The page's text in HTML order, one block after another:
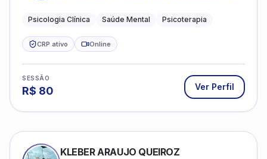
depressão e autoestima.
Psicologia Clínica Saúde Mental Psicoterapia
CRP ativo Online
SESSÃO
R$ 80 Ver Perfil
KLEBER ARAUJO QUEIROZ